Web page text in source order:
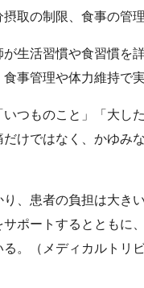
取の制限、食事の管
生活習慣や食習慣を
事管理や体力維持で
つものこと」「大し
けではなく、かゆみ
、患者の負担は大き
ポートするとともに
。（メディカルトリ